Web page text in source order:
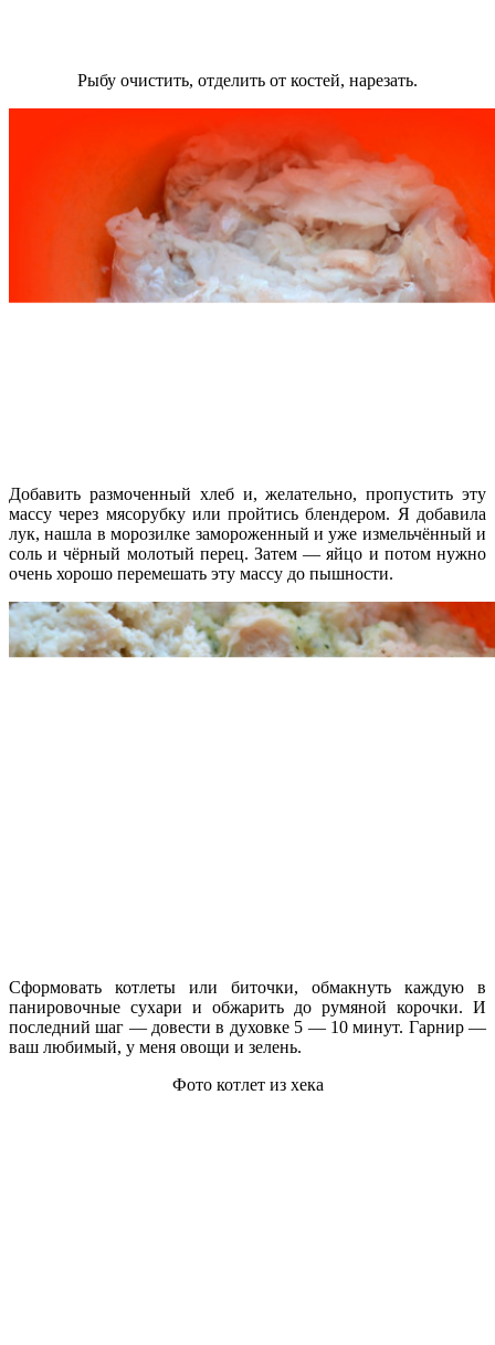
Рыбу очистить, отделить от костей, нарезать.
Добавить размоченный хлеб и, желательно, пропустить эту
массу через мясорубку или пройтись блендером. Я добавила
лук, нашла в морозилке замороженный и уже измельчённый и
соль и чёрный молотый перец. Затем — яйцо и потом нужно
очень хорошо перемешать эту массу до пышности.
Сформовать котлеты или биточки, обмакнуть каждую в
панировочные сухари и обжарить до румяной корочки. И
последний шаг — довести в духовке 5 — 10 минут. Гарнир —
ваш любимый, у меня овощи и зелень.
Фото котлет из хека